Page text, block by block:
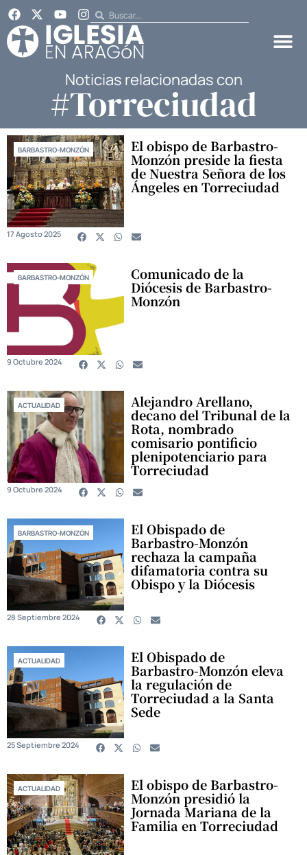
Noticias relacionadas con
#Torreciudad
BARBASTRO-MONZÓN El obispo de Barbastro-
Monzón preside la fiesta
de Nuestra Señora de los
Ángeles en Torreciudad
17 Agosto 2025
BARBASTRO-MONZÓN Comunicado de la
Diócesis de Barbastro-
Monzón
9 Octubre 2024
ACTUALIDAD Alejandro Arellano,
decano del Tribunal de la
Rota, nombrado
comisario pontificio
plenipotenciario para
Torreciudad
9 Octubre 2024
BARBASTRO-MONZÓN El Obispado de
Barbastro-Monzón
rechaza la campaña
difamatoria contra su
Obispo y la Diócesis
28 Septiembre 2024
ACTUALIDAD El Obispado de
Barbastro-Monzón eleva
la regulación de
Torreciudad a la Santa
Sede
25 Septiembre 2024
ACTUALIDAD El obispo de Barbastro-
Monzón presidió la
Jornada Mariana de la
Familia en Torreciudad